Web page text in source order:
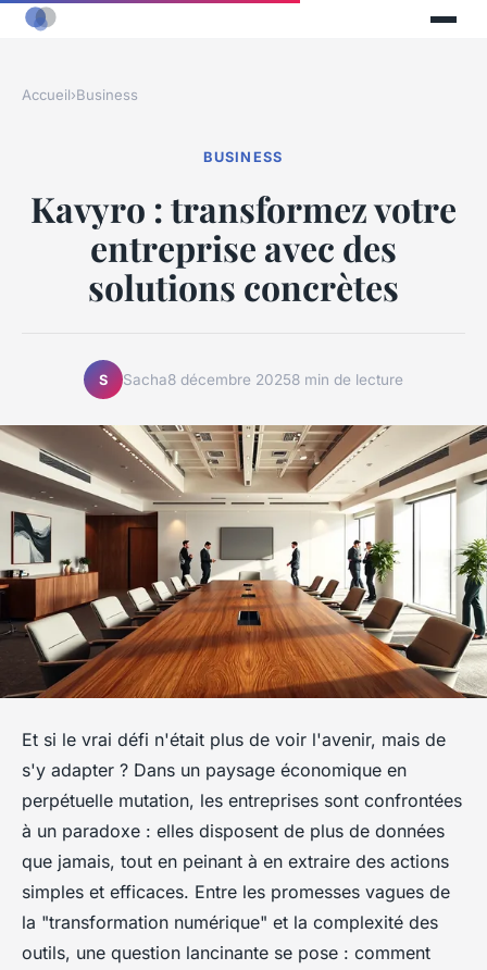
Accueil›Business
BUSINESS
Kavyro : transformez votre
entreprise avec des
solutions concrètes
S Sacha8 décembre 20258 min de lecture
Et si le vrai défi n'était plus de voir l'avenir, mais de
s'y adapter ? Dans un paysage économique en
perpétuelle mutation, les entreprises sont confrontées
à un paradoxe : elles disposent de plus de données
que jamais, tout en peinant à en extraire des actions
simples et efficaces. Entre les promesses vagues de
la "transformation numérique" et la complexité des
outils, une question lancinante se pose : comment